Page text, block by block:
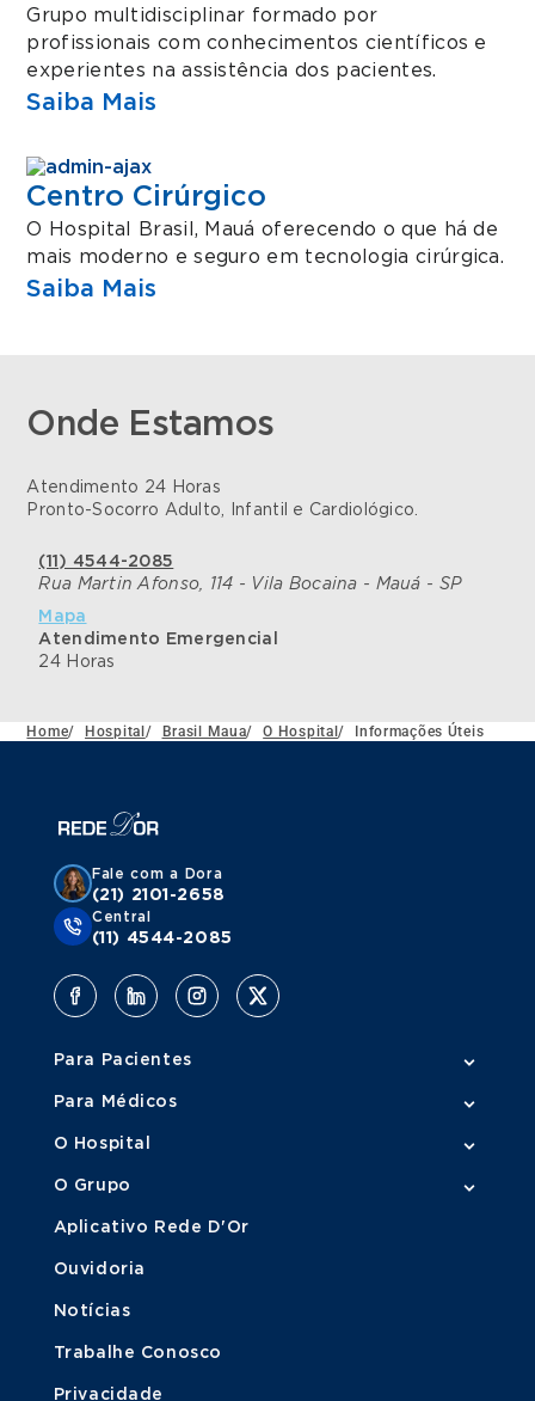
Grupo multidisciplinar formado por
profissionais com conhecimentos científicos e
experientes na assistência dos pacientes.
Saiba Mais
Centro Cirúrgico
O Hospital Brasil, Mauá oferecendo o que há de
mais moderno e seguro em tecnologia cirúrgica.
Saiba Mais
Onde Estamos
Atendimento 24 Horas
Pronto-Socorro Adulto, Infantil e Cardiológico.
(11) 4544-2085
Rua Martin Afonso, 114 - Vila Bocaina - Mauá - SP
Mapa
Atendimento Emergencial
24 Horas
Home/ Hospital / Brasil Maua/ O Hospital/ Informações Úteis
Fale com a Dora
(21) 2101-2658
Central
(11) 4544-2085
Para Pacientes
Para Médicos
O Hospital
O Grupo
Aplicativo Rede D'Or
Ouvidoria
Notícias
Trabalhe Conosco
Privacidade